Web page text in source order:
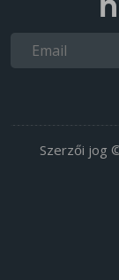
Szerzői jog